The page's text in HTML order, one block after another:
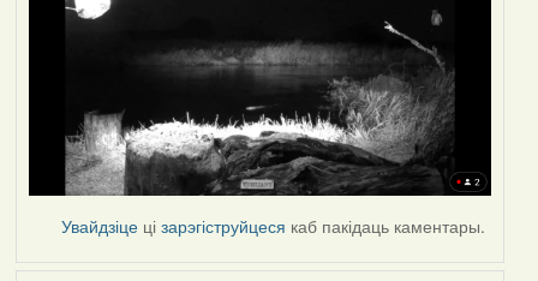
Увайдзіце цізарэгіструйцеся каб пакідаць каментары.